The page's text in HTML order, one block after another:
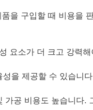
을 구입할 때 비용을
요소가 더 크고 강력해
을 제공할 수 있습니
가공 비용도 높습니다.